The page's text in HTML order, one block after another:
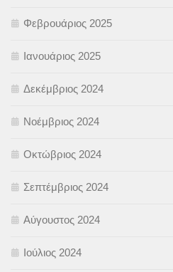
Φεβρουάριος 2025
Ιανουάριος 2025
Δεκέμβριος 2024
Νοέμβριος 2024
Οκτώβριος 2024
Σεπτέμβριος 2024
Αύγουστος 2024
Ιούλιος 2024